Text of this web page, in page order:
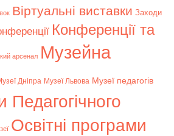
Віртуальні виставки Заходи
Конференції та
арсенал Музейна
Дніпра Музеї Львова Музеї педагогів
Педагогічного
Освітні програми